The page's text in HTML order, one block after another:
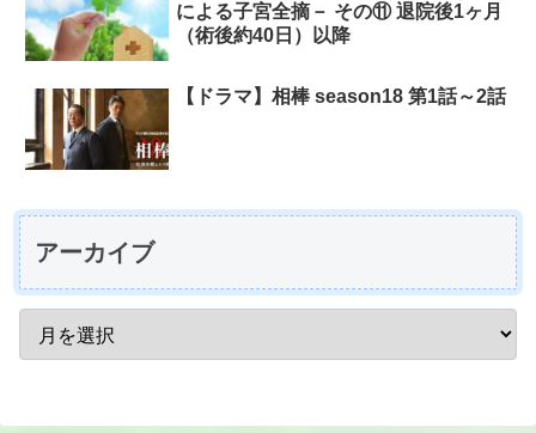
による子宮全摘－ その⑪ 退院後1ヶ月
（術後約40日）以降
【ドラマ】相棒 season18 第1話～2話
アーカイブ